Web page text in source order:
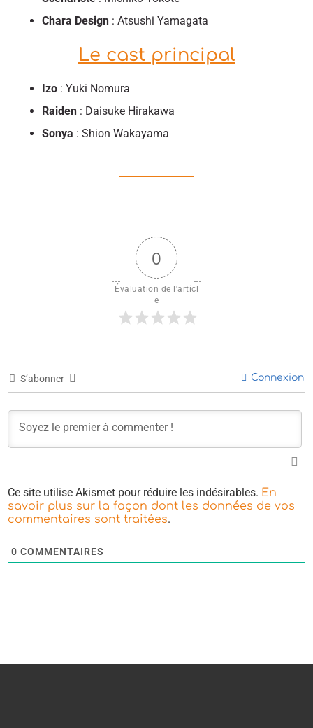
Chara Design : Atsushi Yamagata
Le cast principal
Izo : Yuki Nomura
Raiden : Daisuke Hirakawa
Sonya : Shion Wakayama
0
Évaluation de l'articl
e
S’abonner Connexion
Ce site utilise Akismet pour réduire les indésirables. En
savoir plus sur la façon dont les données de vos
commentaires sont traitées.
0 COMMENTAIRES